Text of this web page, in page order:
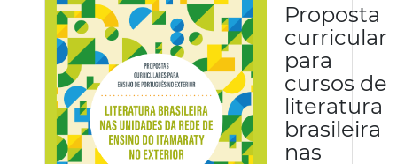
Proposta
curricular
para
cursos de
literatura
brasileira
nas